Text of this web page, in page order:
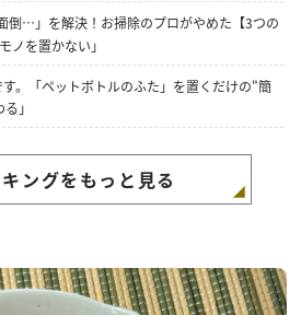
倒…」を解決！お掃除のプロがやめた【3つの
ノを置かない」
。「ペットボトルのふた」を置くだけの"簡
」
ングをもっと見る